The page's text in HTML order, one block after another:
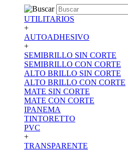
UTILITARIOS
+
AUTOADHESIVO
+
SEMIBRILLO SIN CORTE
SEMIBRILLO CON CORTE
ALTO BRILLO SIN CORTE
ALTO BRILLO CON CORTE
MATE SIN CORTE
MATE CON CORTE
IPANEMA
TINTORETTO
PVC
+
TRANSPARENTE